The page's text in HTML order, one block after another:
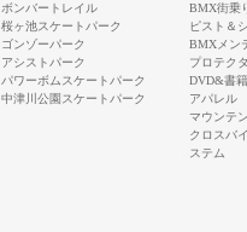
ボンバートレイル
桜ヶ池スケートパーク
ゴンゾーパーク
アシストパーク
パワーボムスケートパーク
中津川公園スケートパーク
BMX街乗
ピスト＆
BMXメン
プロテク
DVD&書籍
アパレル
マウンテ
クロスバ
ステム